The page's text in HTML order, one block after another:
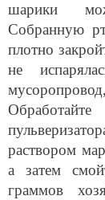
шарики
Собранную
плотно
не
раствором
а затем
граммов